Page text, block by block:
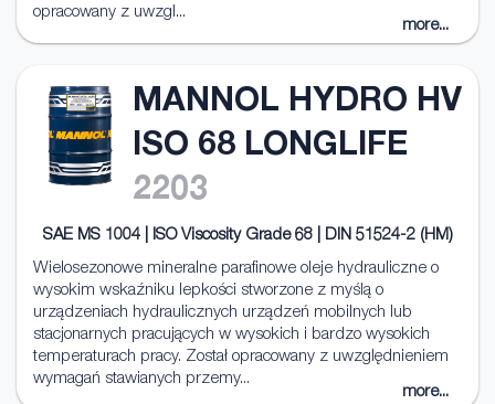
opracowany z uwzgl...
more...
MANNOL HYDRO HV
ISO 68 LONGLIFE
2203
SAE MS 1004 | ISO Viscosity Grade 68 | DIN 51524-2 (HM)
Wielosezonowe mineralne parafinowe oleje hydrauliczne o
wysokim wskaźniku lepkości stworzone z myślą o
urządzeniach hydraulicznych urządzeń mobilnych lub
stacjonarnych pracujących w wysokich i bardzo wysokich
temperaturach pracy. Został opracowany z uwzględnieniem
wymagań stawianych przemy...
more...